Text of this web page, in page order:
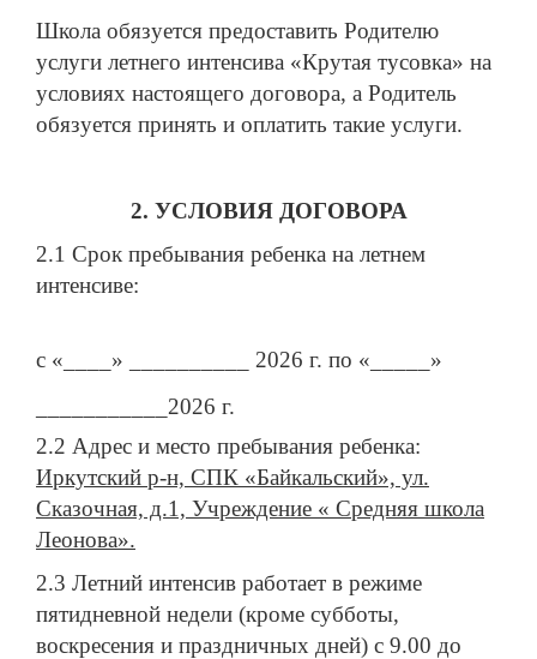
Школа обязуется предоставить Родителю
услуги летнего интенсива «Крутая тусовка» на
условиях настоящего договора, а Родитель
обязуется принять и оплатить такие услуги.
2. УСЛОВИЯ ДОГОВОРА
2.1 Срок пребывания ребенка на летнем
интенсиве:
с «____» __________ 2026 г. по «_____»
___________2026 г.
2.2 Адрес и место пребывания ребенка:
Иркутский р-н, СПК «Байкальский», ул.
Сказочная, д.1, Учреждение « Средняя школа
Леонова».
2.3 Летний интенсив работает в режиме
пятидневной недели (кроме субботы,
воскресения и праздничных дней) с 9.00 до